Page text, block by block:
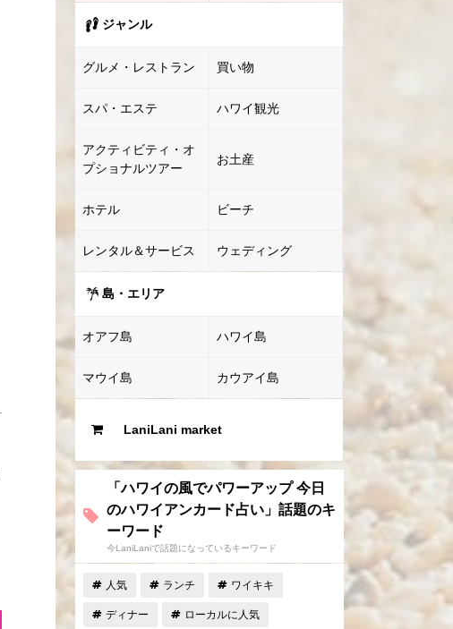
ジャンル
グルメ・レストラン 買い物
スパ・エステ ハワイ観光
アクティビティ・オ
プショナルツアー
お土産
ホテル ビーチ
レンタル＆サービス ウェディング
島・エリア
オアフ島 ハワイ島
マウイ島 カウアイ島
LaniLani market
「ハワイの風でパワーアップ 今日
のハワイアンカード占い」話題のキ
ーワード
今LaniLaniで話題になっているキーワード
人気 ランチ ワイキキ
ディナー ローカルに人気